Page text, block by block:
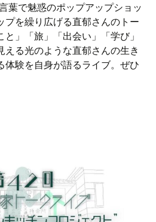
葉で魅惑のポップアップショッ
プを繰り広げる直郁さんのトー
」「旅」「出会い」「学び」
える光のような直郁さんの生き
体験を自身が語るライブ。ぜひ
クライブVol.43】「好きなこと